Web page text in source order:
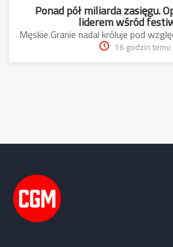
Ponad pół miliarda zasięgu.
liderem wśród
Męskie Granie nadal króluje pod
16 godzin temu